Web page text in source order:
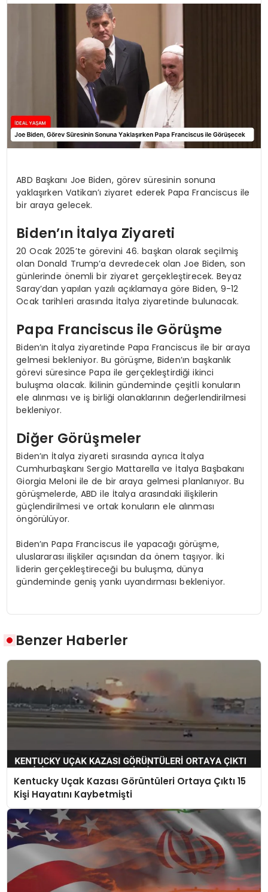
ABD Başkanı Joe Biden, görev süresinin sonuna
yaklaşırken Vatikan’ı ziyaret ederek Papa Franciscus ile
bir araya gelecek.
Biden’ın İtalya Ziyareti
20 Ocak 2025’te görevini 46. başkan olarak seçilmiş
olan Donald Trump’a devredecek olan Joe Biden, son
günlerinde önemli bir ziyaret gerçekleştirecek. Beyaz
Saray’dan yapılan yazılı açıklamaya göre Biden, 9-12
Ocak tarihleri arasında İtalya ziyaretinde bulunacak.
Papa Franciscus ile Görüşme
Biden’ın İtalya ziyaretinde Papa Franciscus ile bir araya
gelmesi bekleniyor. Bu görüşme, Biden’ın başkanlık
görevi süresince Papa ile gerçekleştirdiği ikinci
buluşma olacak. İkilinin gündeminde çeşitli konuların
ele alınması ve iş birliği olanaklarının değerlendirilmesi
bekleniyor.
Diğer Görüşmeler
Biden’ın İtalya ziyareti sırasında ayrıca İtalya
Cumhurbaşkanı Sergio Mattarella ve İtalya Başbakanı
Giorgia Meloni ile de bir araya gelmesi planlanıyor. Bu
görüşmelerde, ABD ile İtalya arasındaki ilişkilerin
güçlendirilmesi ve ortak konuların ele alınması
öngörülüyor.
Biden’ın Papa Franciscus ile yapacağı görüşme,
uluslararası ilişkiler açısından da önem taşıyor. İki
liderin gerçekleştireceği bu buluşma, dünya
gündeminde geniş yankı uyandırması bekleniyor.
Benzer Haberler
Kentucky Uçak Kazası Görüntüleri Ortaya Çıktı 15
Kişi Hayatını Kaybetmişti